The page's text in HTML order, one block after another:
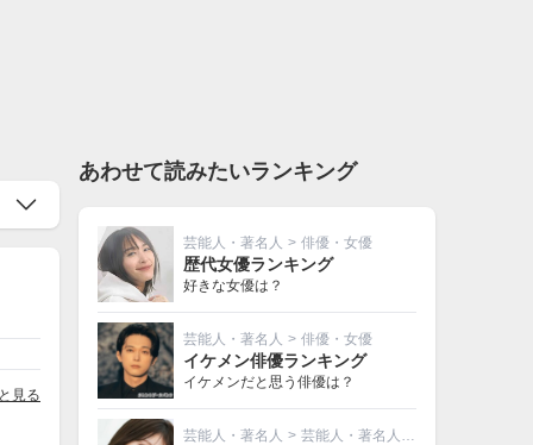
見る
あわせて読みたいランキング
芸能人・著名人 > 俳優・女優
歴代女優ランキング
好きな女優は？
芸能人・著名人 > 俳優・女優
イケメン俳優ランキング
イケメンだと思う俳優は？
芸能人・著名人 > 芸能人・著名人その他